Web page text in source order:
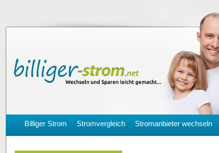
Billiger Strom Stromvergleich Stromanbieter wechseln